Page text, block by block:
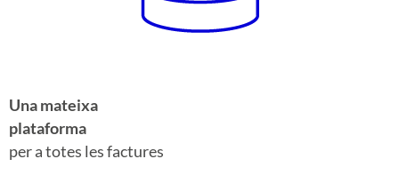
Una mateixa
plataforma
per a totes les factures